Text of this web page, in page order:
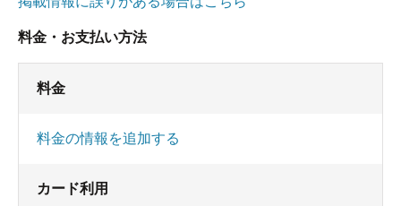
料金・お支払い方法
料金
料金の情報を追加する
カード利用